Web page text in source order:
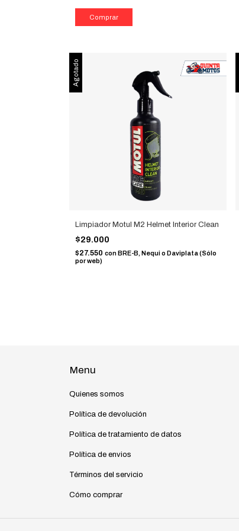
Agotado
Limpiador Motul M2 Helmet Interior Clean
$29.000
$27.550 conBRE-B, Nequi o Daviplata (Sólo
por web)
Menu
Quienes somos
Política de devolución
Política de tratamiento de datos
Política de envios
Términos del servicio
Cómo comprar